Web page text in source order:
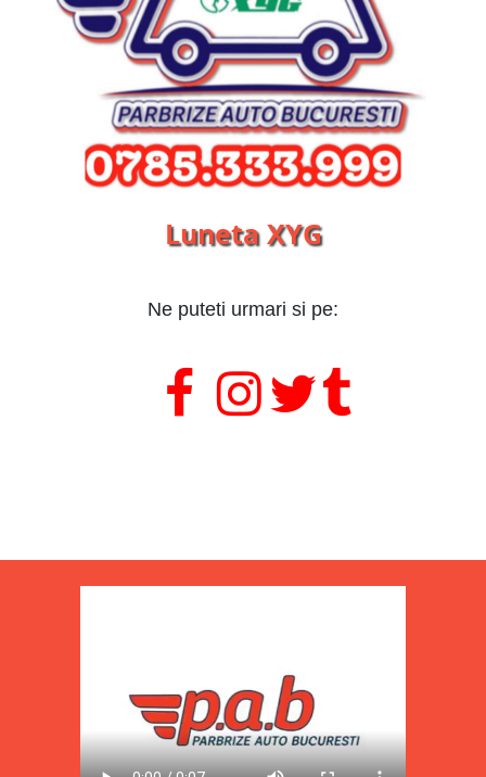
Luneta XYG
Ne puteti urmari si pe:
